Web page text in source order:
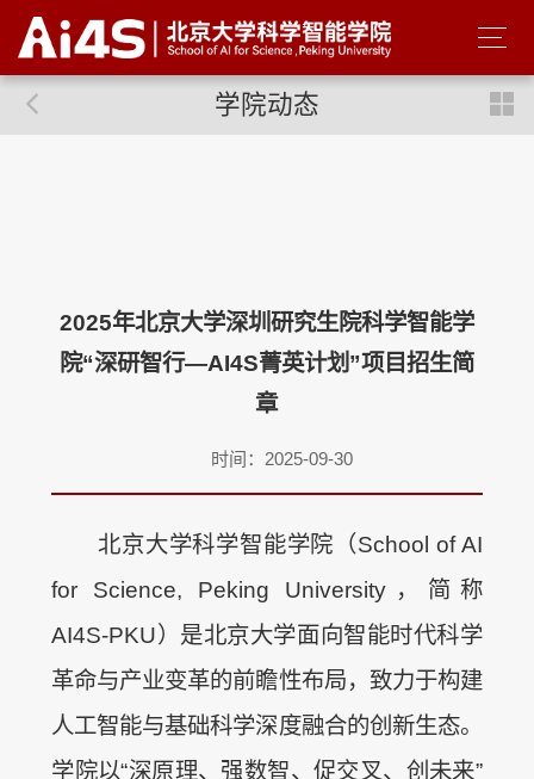
学院动态
2025年北京大学深圳研究生院科学智能学
院“深研智行—AI4S菁英计划”项目招生简
章
时间：2025-09-30
北京大学科学智能学院（School of AI
for Science, Peking University，简称
AI4S-PKU）是北京大学面向智能时代科学
革命与产业变革的前瞻性布局，致力于构建
人工智能与基础科学深度融合的创新生态。
学院以“深原理、强数智、促交叉、创未来”